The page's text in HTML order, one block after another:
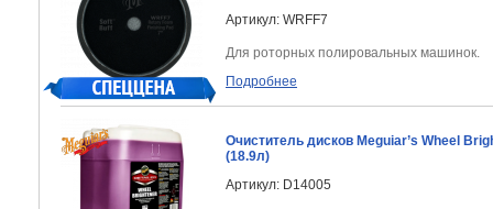
Артикул: WRFF7
Для роторных полировальных машинок.
Подробнее
Очиститель дисков Meguiar’s Wheel
(18.9л)
Артикул: D14005